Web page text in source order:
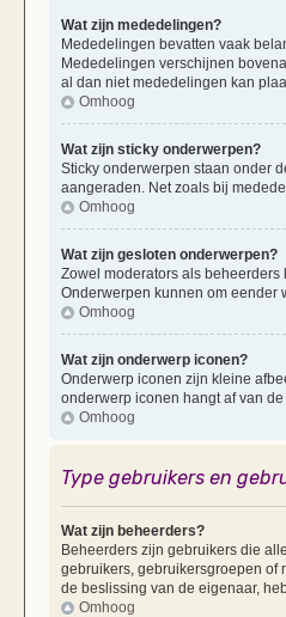
Wat zijn mededelingen?
Mededelingen bevatten vaak
Mededelingen verschijnen
al dan niet mededelingen kan
Omhoog
Wat zijn sticky onderwerpen?
Sticky onderwerpen staan onder
aangeraden. Net zoals bij
Omhoog
Wat zijn gesloten onderwerpen?
Zowel moderators als
Onderwerpen kunnen om eender
Omhoog
Wat zijn onderwerp iconen?
Onderwerp iconen zijn kleine
onderwerp iconen hangt af van
Omhoog
Type gebruikers en
Wat zijn beheerders?
Beheerders zijn gebruikers die
gebruikers, gebruikersgroepen of
de beslissing van de eigenaar,
Omhoog